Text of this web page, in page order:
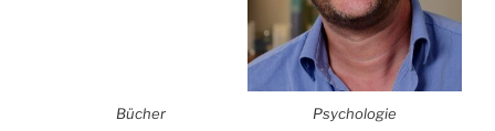
Bücher Psychologie